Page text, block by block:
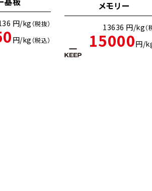
円/kg （税抜）
円/kg （税込）
メモリー
13636 円/kg（
15000円/